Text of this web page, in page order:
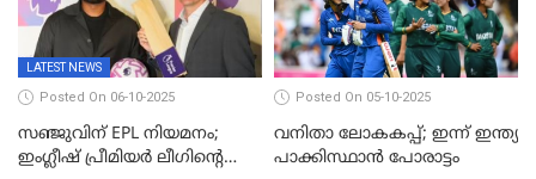
LATEST NEWS
Posted On 06-10-2025
സഞ്ജുവിന് EPL നിയമനം;
ഇംഗ്ലീഷ് പ്രീമിയര്‍ ലീഗിന്‍റെ
Posted On 05-10-2025
വനിതാ ലോകകപ്പ്; ഇന്ന് ഇന്ത്യ
പാക്കിസ്ഥാന്‍ പോരാട്ടം